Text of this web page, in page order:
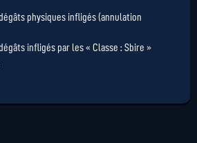
physiques infligés (annulation
infligés par les « Classe : Sbire »